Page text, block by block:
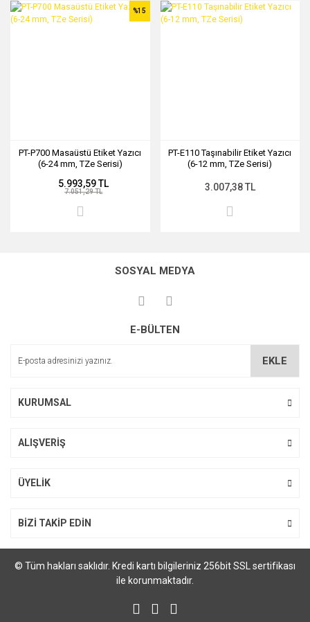
PT-P700 Masaüstü Etiket Yazıcı
(6-24 mm, TZe Serisi)
%15
5.993,59 TL
7.051,29 TL
PT-E110 Taşınabilir Etiket Yazıcı
(6-12 mm, TZe Serisi)
3.007,38 TL
SOSYAL MEDYA
E-BÜLTEN
EKLE
KURUMSAL
ALIŞVERİŞ
ÜYELİK
BİZİ TAKİP EDİN
© Tüm hakları saklıdır. Kredi kartı bilgileriniz 256bit SSL sertifikası
ile korunmaktadır.